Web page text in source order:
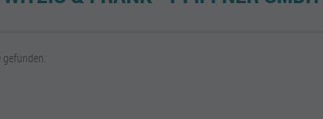
gefunden.